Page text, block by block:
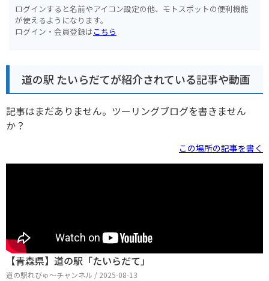
ログインすると名前やアイコン設定の他、モトスポットの便利機能
が使えるようになります。
ログイン・会員登録はこちら
道の駅 たいらだてが紹介されている記事や動画
記事はまだありません。ツーリングブログを書きません
か？
この場所の記事を書く
【青森県】道の駅「たいらだて」
道の駅れびゅ〜チャンネル / 2025-08-13